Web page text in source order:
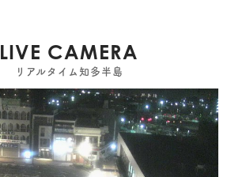
LIVE CAMERA
リアルタイム知多半島